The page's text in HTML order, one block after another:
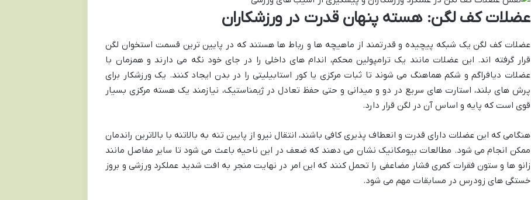
عضلات کف لگن: هسته پنهان قدرت در ورزشکاران
عضلات کف لگن یک شبکه پیچیده و قدرتمند از ماهیچه ها و رباط ها هستند که در پایین ترین قسمت استخوان لگن
قرار گرفته اند. این عضلات مانند یک ترامپولین محکم، اندام های داخلی را در جای خود نگه می دارند و همزمان با
عضلات دیافراگم و شکم هماهنگ می شوند تا ثبات مرکزی یا کور استابیلیتی را در بدن ایجاد کنند. یک ورزشکار برای
پرش های بلند، استارت های سریع در دو و میدانی و حتی حفظ تعادل در ژیمناستیک، نیازمند یک هسته مرکزی بسیار
قوی است که پایه و اساس آن در لگن قرار دارد.
هنگامی که این عضلات دارای قدرت و انعطاف پذیری کافی باشند، انتقال نیرو از پایین تنه به بالاتنه با بالاترین راندمان
ممکن انجام می شود. مطالعات بیومکانیک نشان می دهند که ضعف در این ناحیه باعث می شود تا سایر مفاصل مانند
زانو ها و ستون فقرات کمری فشار مضاعفی را تحمل کنند که این امر در نهایت منجر به افت شدید عملکرد ورزشی و بروز
خستگی های زودرس در مسابقات مهم می شود.